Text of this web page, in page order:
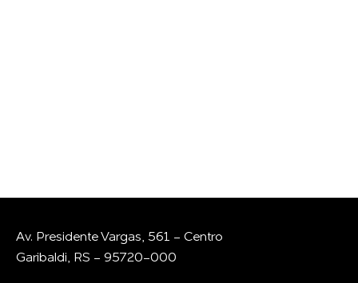
Av. Presidente Vargas, 561 - Centro
Garibaldi, RS - 95720-000